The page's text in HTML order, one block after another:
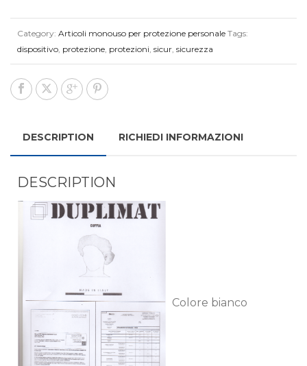
Category: Articoli monouso per protezione personale Tags:
dispositivo protezione protezioni sicur sicurezza
DESCRIPTION RICHIEDI INFORMAZIONI
DESCRIPTION
Colore bianco